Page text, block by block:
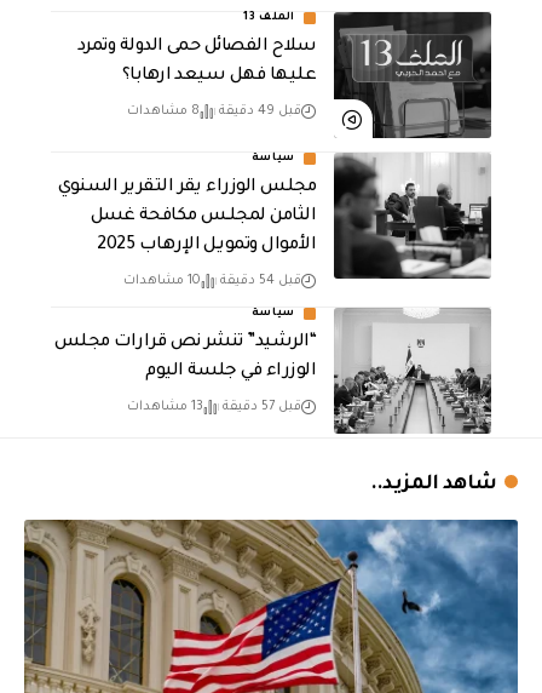
الملف 13
سلاح الفصائل حمى الدولة وتمرد
عليها فهل سيعد ارهابا؟
قبل 49 دقيقة 8 مشاهدات
سياسة
مجلس الوزراء يقر التقرير السنوي
الثامن لمجلـس مكافحة غسل
الأموال وتمويـل الإرهـاب 2025
قبل 54 دقيقة 10 مشاهدات
سياسة
“الرشيد” تنشر نص قرارات مجلس
الوزراء في جلسة اليوم
قبل 57 دقيقة 13 مشاهدات
شاهد المزيد..